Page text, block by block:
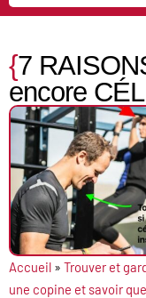
{7
encore
Accueil » Trouver et
une copine et savoir